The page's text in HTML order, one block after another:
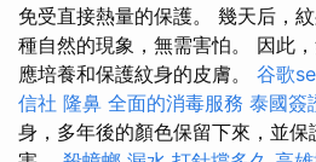
免受直接熱量的保護。 幾天后，
種自然的現象，無需害怕。 因此
應培養和保護紋身的皮膚。 谷歌
信社 隆鼻 全面的消毒服務 泰國簽
身，多年後的顏色保留下來，並